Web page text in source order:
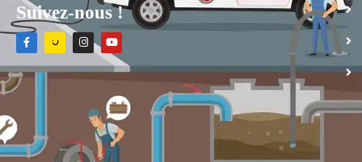
Suivez-nous !